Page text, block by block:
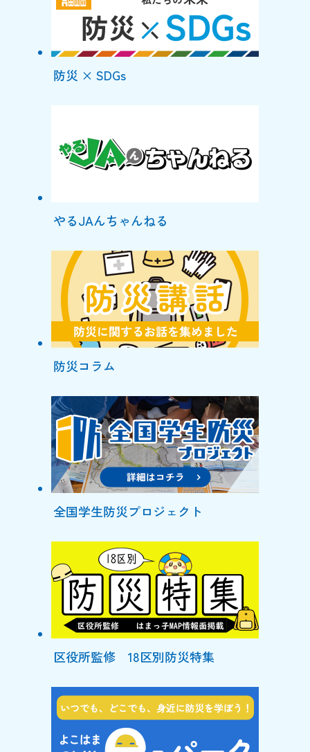
防災 × SDGs
やるJAんちゃんねる
防災コラム
全国学生防災プロジェクト
区役所監修 18区別防災特集